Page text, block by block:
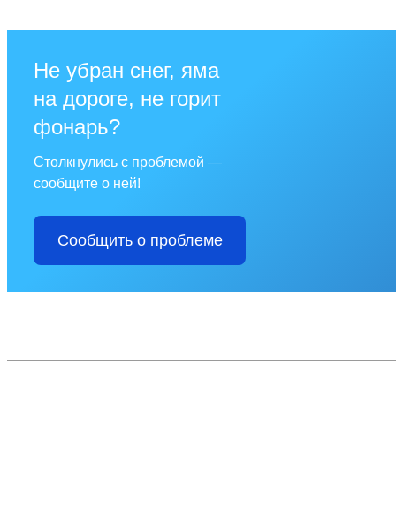
Не убран снег, яма
на дороге, не горит
фонарь?
Столкнулись с проблемой —
сообщите о ней!
Сообщить о проблеме